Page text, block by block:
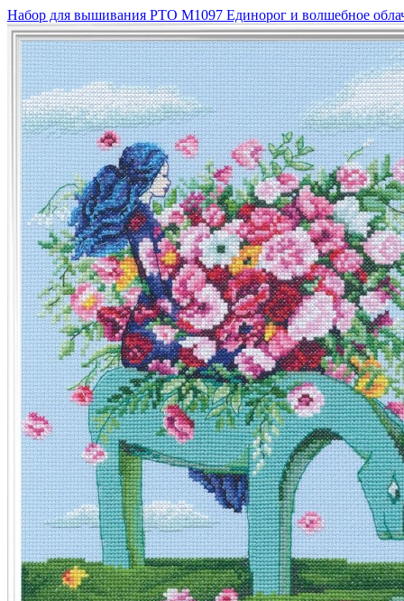
Набор для вышивания РТО M1097 Единорог и волшебное